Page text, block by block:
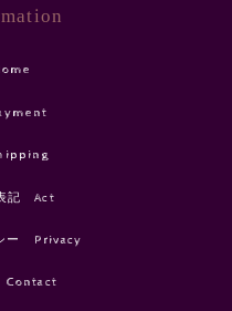
記 Act
ー Privacy
Contact